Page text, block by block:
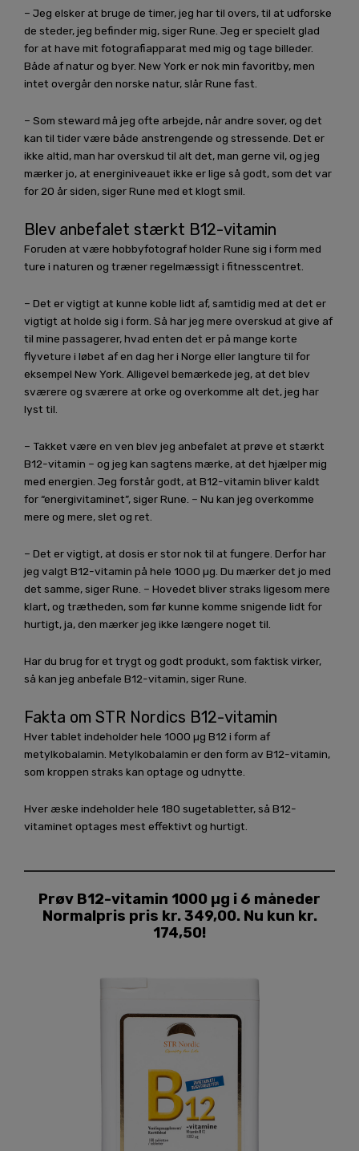
– Jeg elsker at bruge de timer, jeg har til overs, til at udforske
de steder, jeg befinder mig, siger Rune. Jeg er specielt glad
for at have mit fotografiapparat med mig og tage billeder.
Både af natur og byer. New York er nok min favoritby, men
intet overgår den norske natur, slår Rune fast.
– Som steward må jeg ofte arbejde, når andre sover, og det
kan til tider være både anstrengende og stressende. Det er
ikke altid, man har overskud til alt det, man gerne vil, og jeg
mærker jo, at energiniveauet ikke er lige så godt, som det var
for 20 år siden, siger Rune med et klogt smil.
Blev anbefalet stærkt B12-vitamin
Foruden at være hobbyfotograf holder Rune sig i form med
ture i naturen og træner regelmæssigt i fitnesscentret.
– Det er vigtigt at kunne koble lidt af, samtidig med at det er
vigtigt at holde sig i form. Så har jeg mere overskud at give af
til mine passagerer, hvad enten det er på mange korte
flyveture i løbet af en dag her i Norge eller langture til for
eksempel New York. Alligevel bemærkede jeg, at det blev
sværere og sværere at orke og overkomme alt det, jeg har
lyst til.
– Takket være en ven blev jeg anbefalet at prøve et stærkt
B12-vitamin – og jeg kan sagtens mærke, at det hjælper mig
med energien. Jeg forstår godt, at B12-vitamin bliver kaldt
for “energivitaminet”, siger Rune. – Nu kan jeg overkomme
mere og mere, slet og ret.
– Det er vigtigt, at dosis er stor nok til at fungere. Derfor har
jeg valgt B12-vitamin på hele 1000 µg. Du mærker det jo med
det samme, siger Rune. – Hovedet bliver straks ligesom mere
klart, og trætheden, som før kunne komme snigende lidt for
hurtigt, ja, den mærker jeg ikke længere noget til.
Har du brug for et trygt og godt produkt, som faktisk virker,
så kan jeg anbefale B12-vitamin, siger Rune.
Fakta om STR Nordics B12-vitamin
Hver tablet indeholder hele 1000 µg B12 i form af
metylkobalamin. Metylkobalamin er den form av B12-vitamin,
som kroppen straks kan optage og udnytte.
Hver æske indeholder hele 180 sugetabletter, så B12-
vitaminet optages mest effektivt og hurtigt.
Prøv B12-vitamin 1000 µg i 6 måneder
Normalpris pris kr. 349,00. Nu kun kr.
174,50!